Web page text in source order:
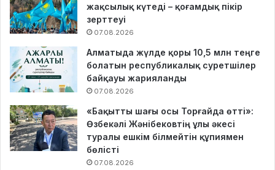
жақсылық күтеді – қоғамдық пікір
зерттеуі
07.08.2026
Алматыда жүлде қоры 10,5 млн теңге
болатын республикалық суретшілер
байқауы жарияланды
07.08.2026
«Бақытты шағы осы Торғайда өтті»:
Өзбекәлі Жәнібековтің ұлы әкесі
туралы ешкім білмейтін құпиямен
бөлісті
07.08.2026